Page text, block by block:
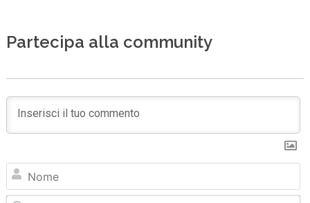
Partecipa alla community